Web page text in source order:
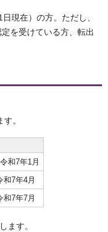
現在）の方。ただし、
を受けている方、転出
。
和7年1月
和7年4月
和7年7月
ます。